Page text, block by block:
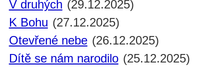
V druhých (29.12.2025)
K Bohu (27.12.2025)
Otevřené nebe (26.12.2025)
Dítě se nám narodilo (25.12.2025)